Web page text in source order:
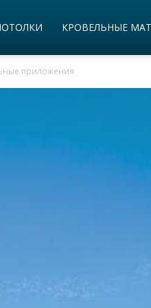
КРОВЕЛЬНЫЕ
приложения